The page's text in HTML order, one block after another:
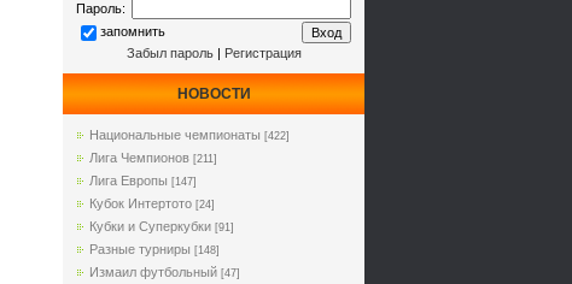
Пароль:
запомнить
Забыл пароль| Регистрация
НОВОСТИ
Национальные чемпионаты [422]
Лига Чемпионов [211]
Лига Европы [147]
Кубок Интертото [24]
Кубки и Суперкубки [91]
Разные турниры [148]
Измаил футбольный [47]